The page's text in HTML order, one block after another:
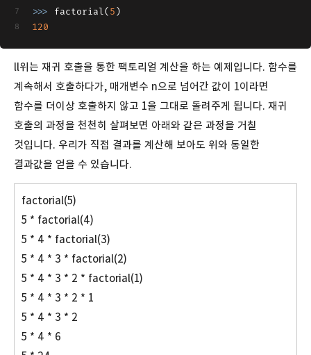
>>> factorial( 5 )
120
ll위는 재귀 호출을 통한 팩토리얼 계산을 하는 예제입니다. 함수를
계속해서 호출하다가, 매개변수 n으로 넘어간 값이 1이라면
함수를 더이상 호출하지 않고 1을 그대로 돌려주게 됩니다. 재귀
호출의 과정을 천천히 살펴보면 아래와 같은 과정을 거칠
것입니다. 우리가 직접 결과를 계산해 보아도 위와 동일한
결과값을 얻을 수 있습니다.
factorial(5)
5 * factorial(4)
5 * 4 * factorial(3)
5 * 4 * 3 * factorial(2)
5 * 4 * 3 * 2 * factorial(1)
5 * 4 * 3 * 2 * 1
5 * 4 * 3 * 2
5 * 4 * 6